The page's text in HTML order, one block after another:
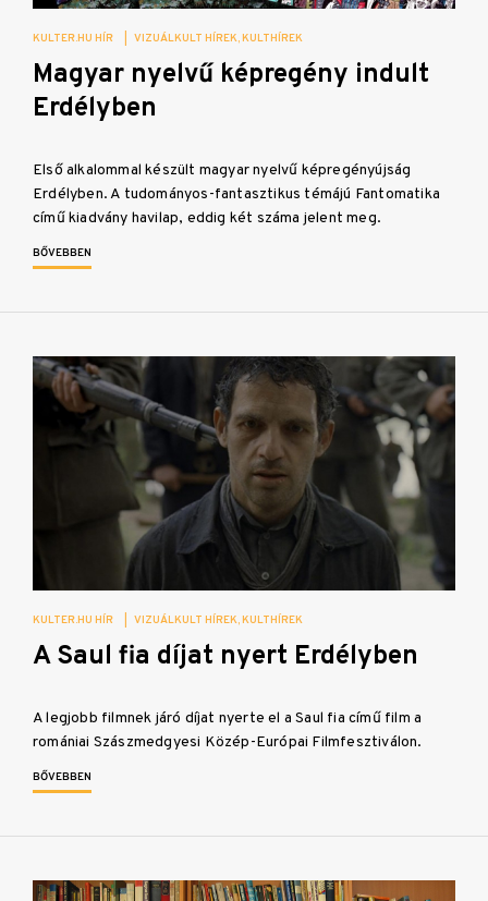
KULTER.HU HÍR VIZUÁLKULT HÍREK KULTHÍREK
Magyar nyelvű képregény indult
Erdélyben
Első alkalommal készült magyar nyelvű képregényújság
Erdélyben. A tudományos-fantasztikus témájú Fantomatika
című kiadvány havilap, eddig két száma jelent meg.
BŐVEBBEN
KULTER.HU HÍR VIZUÁLKULT HÍREK KULTHÍREK
A Saul fia díjat nyert Erdélyben
A legjobb filmnek járó díjat nyerte el a Saul fia című film a
romániai Szászmedgyesi Közép-Európai Filmfesztiválon.
BŐVEBBEN